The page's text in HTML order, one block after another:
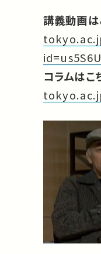
講義動画は
コラムはこ